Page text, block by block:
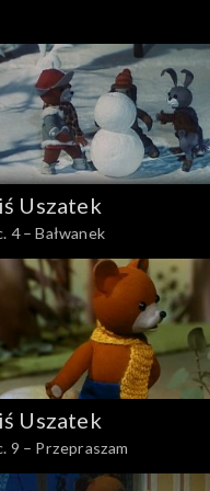
Uszatek
4 – Bałwanek
Uszatek
9 – Przepraszam